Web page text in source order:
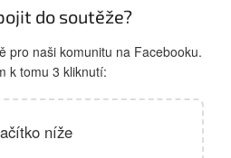
do soutěže?
pro naši komunitu na Facebooku.
k tomu 3 kliknutí:
níže